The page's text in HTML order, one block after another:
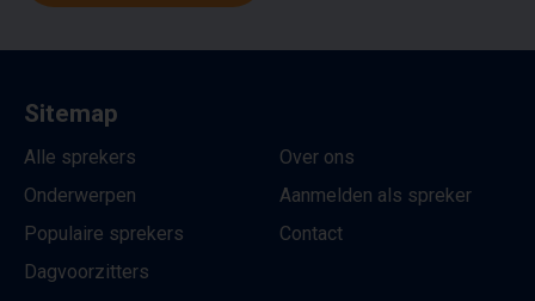
Sitemap
Alle sprekers
Onderwerpen
Populaire sprekers
Dagvoorzitters
Over ons
Aanmelden als spreker
Contact